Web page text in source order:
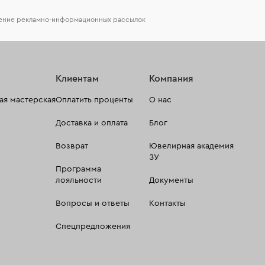
рекламно-информационных рассылок
мастерская
Клиентам
Оплатить проценты
Доставка и оплата
Возврат
Программа
лояльности
Вопросы и ответы
Спецпредложения
Компания
О нас
Блог
Ювелирная академия
ЗУ
Документы
Контакты